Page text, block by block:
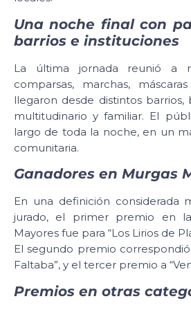
Una noche final con
barrios e instituciones
La última jornada reunió a
comparsas, marchas,
llegaron desde distintos
multitudinario y familiar. El
largo de toda la noche, en un
comunitaria.
Ganadores en Murgas
En una definición considerada
jurado, el primer premio en
Mayores fue para “Los Lirios de
El segundo premio correspondió
Faltaba”, y el tercer premio a
Premios en otras